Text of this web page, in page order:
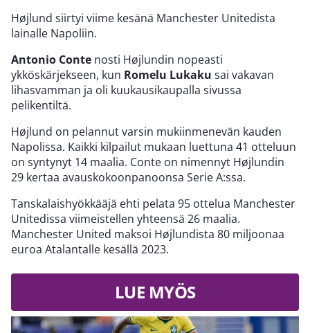
Højlund siirtyi viime kesänä Manchester Unitedista
lainalle Napoliin.
Antonio Conte nosti Højlundin nopeasti
ykköskärjekseen, kun Romelu Lukaku sai vakavan
lihasvamman ja oli kuukausikaupalla sivussa
pelikentiltä.
Højlund on pelannut varsin mukiinmenevän kauden
Napolissa. Kaikki kilpailut mukaan luettuna 41 otteluun
on syntynyt 14 maalia. Conte on nimennyt Højlundin
29 kertaa avauskokoonpanoonsa Serie A:ssa.
Tanskalaishyökkääjä ehti pelata 95 ottelua Manchester
Unitedissa viimeistellen yhteensä 26 maalia.
Manchester United maksoi Højlundista 80 miljoonaa
euroa Atalantalle kesällä 2023.
LUE MYÖS